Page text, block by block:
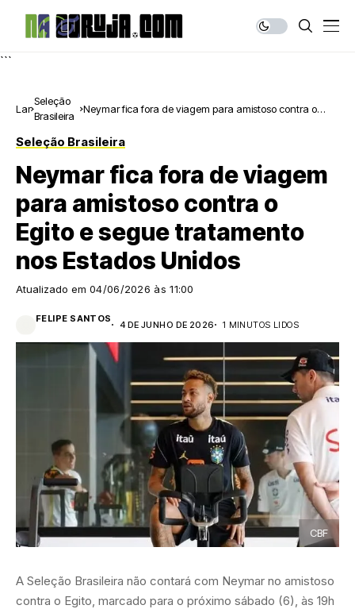
```
Lar
Seleção
Brasileira
Neymar fica fora de viagem para amistoso contra o
Seleção Brasileira
Neymar fica fora de viagem
para amistoso contra o
Egito e segue tratamento
nos Estados Unidos
Atualizado em 04/06/2026 às 11:00
FELIPE SANTOS
4 DE JUNHO DE 2026 1 MINUTOS LIDOS
CBF
A Seleção Brasileira não contará com Neymar no amistoso
contra o Egito, marcado para o próximo sábado (6), às 19h